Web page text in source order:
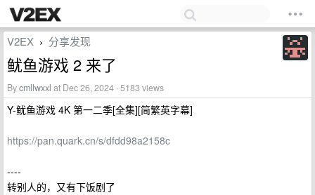
V2EX › 分享发现
鱿鱼游戏 2 来了
Bycmllwxxl at Dec 26, 2024 · 5183 views
Y-鱿鱼游戏 4K 第一二季[全集][简繁英字幕]
https://pan.quark.cn/s/dfdd98a2158c
----
转别人的，又有下饭剧了